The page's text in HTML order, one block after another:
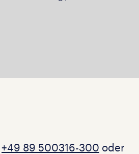
+49 89 500316-300 oder